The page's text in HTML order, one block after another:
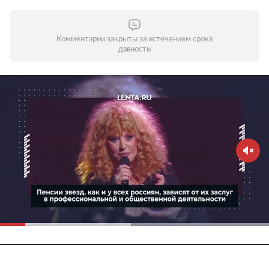
Комментарии закрыты за истечением срока
давности